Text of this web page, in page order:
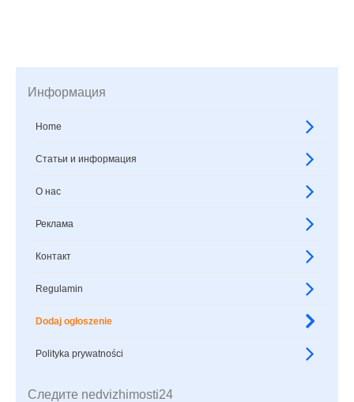
Информация
Home
Статьи и информация
О нас
Реклама
Контакт
Regulamin
Dodaj ogłoszenie
Polityka prywatności
Следите nedvizhimosti24